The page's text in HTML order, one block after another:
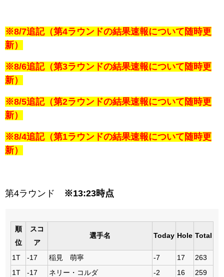
※8/7追記（第4ラウンドの結果速報について随時更
新）
※8/6追記（第3ラウンドの結果速報について随時更
新）
※8/5追記（第2ラウンドの結果速報について随時更
新）
※8/4追記（第1ラウンドの結果速報について随時更
新）
第4ラウンド ※13:23時点
順
位
スコ
ア
選手名 Today Hole Total
1T -17 稲見 萌寧 -7 17
263
1T
-17 ネリー・コルダ -2 16
259